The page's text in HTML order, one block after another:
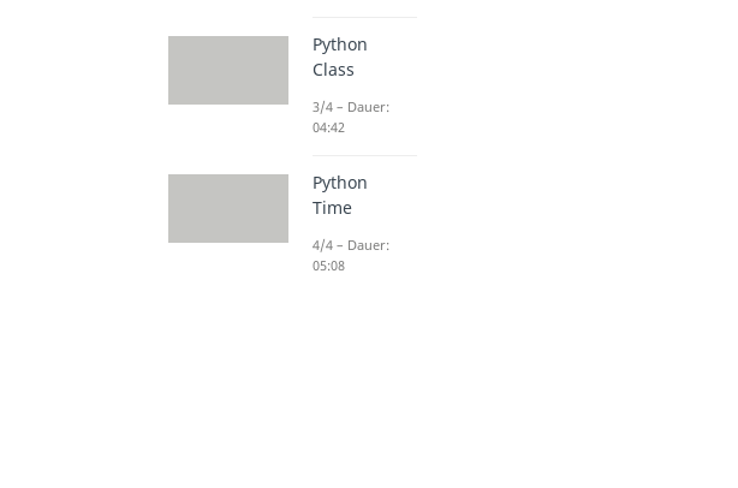
Python
Class
3/4 – Dauer:
04:42
Python
Time
4/4 – Dauer:
05:08